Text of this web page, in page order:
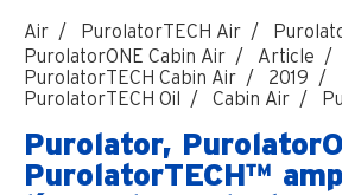
Air PurolatorTECH Air
PurolatorONE Cabin Air
Article
PurolatorTECH Cabin Air
2019
PurolatorTECH Oil
Cabin Air
Purolator,
PurolatorTECH™